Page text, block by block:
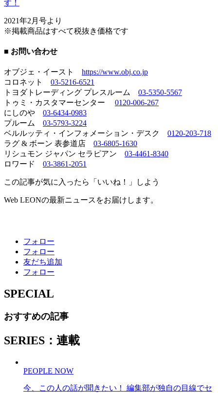
す！
2021年2月号より
※掲載商品はすべて税抜き価格です
■ お問い合わせ
オブジェ・イースト https://www.obj.co.jp
コロネット 03-5216-6521
トヨダトレーディング プレスルーム 03-5350-5567
トゥミ・カスタマーセンター 0120-006-267
にしのや 03-6434-0983
プルーム 03-5793-3224
ベルルッティ・インフォメーション・デスク 0120-203-718
ラグ & ボーン 表参道店 03-6805-1630
リシュモン ジャパン セラピアン 03-4461-8340
ロワード 03-3861-2051
この記事が気に入ったら「いいね！」しよう
Web LEONの最新ニュースをお届けします。
フォロー
フォロー
友だち追加
フォロー
SPECIAL
おすすめの記事
SERIES：連載
PEOPLE NOW
今、この人の話が聞きたい！ 編集部が独自の目線でセ